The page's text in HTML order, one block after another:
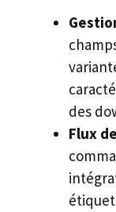
des
Flux